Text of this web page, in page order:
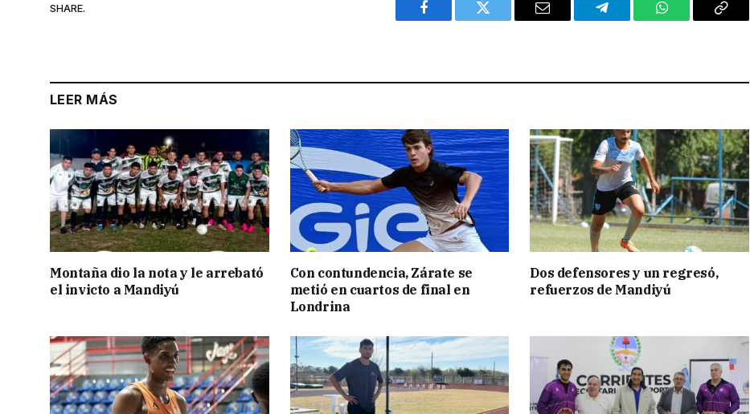
SHARE.
Facebook Twitter Email Telegram WhatsAppCopy
LEER MÁS
Montaña dio la nota y le arrebató
el invicto a Mandiyú
Con contundencia, Zárate se
metió en cuartos de final en
Londrina
Dos defensores y un regresó,
refuerzos de Mandiyú